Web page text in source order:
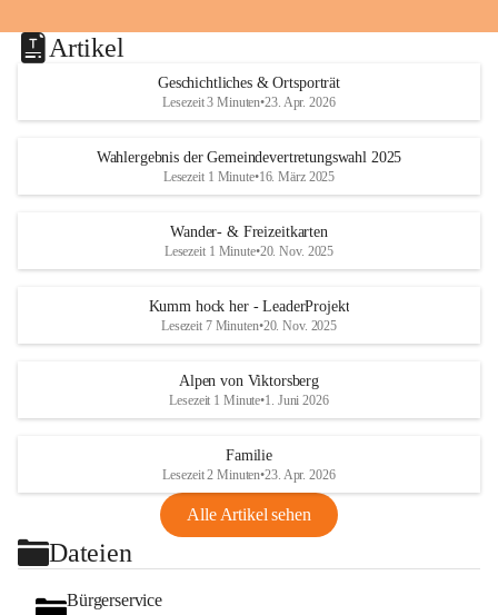
Artikel
Geschichtliches & Ortsporträt
Lesezeit 3 Minuten•23. Apr. 2026
Wahlergebnis der Gemeindevertretungswahl 2025
Lesezeit 1 Minute•16. März 2025
Wander- & Freizeitkarten
Lesezeit 1 Minute•20. Nov. 2025
Kumm hock her - LeaderProjekt
Lesezeit 7 Minuten•20. Nov. 2025
Alpen von Viktorsberg
Lesezeit 1 Minute•1. Juni 2026
Familie
Lesezeit 2 Minuten•23. Apr. 2026
Alle Artikel sehen
Dateien
Bürgerservice